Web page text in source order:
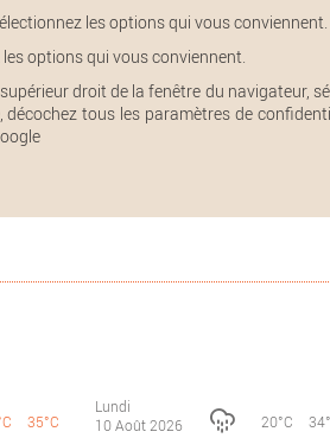
les options qui vous conviennent.
les options qui vous conviennent.
droit de la fenêtre du navigateur,
tous les paramètres de
35°C
Lundi
10 Août 2026
20°C